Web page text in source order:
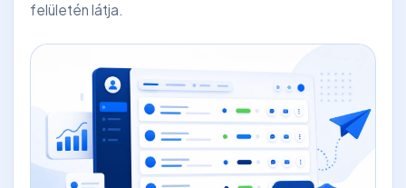
felületén látja.